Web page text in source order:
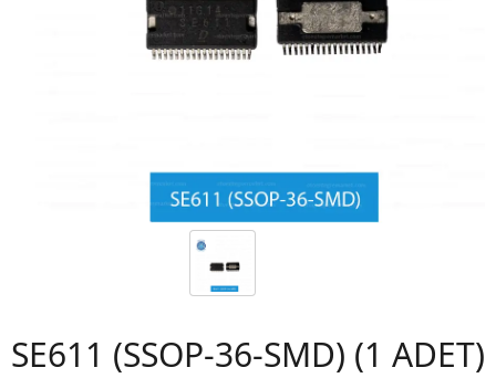
SE611 (SSOP-36-SMD) (1 ADET)